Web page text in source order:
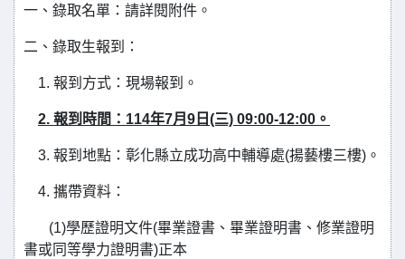
一、錄取名單：請詳閱附件。
二、錄取生報到：
1. 報到方式：現場報到。
2. 報到時間：114年7月9日(三) 09:00-12:00。
3. 報到地點：彰化縣立成功高中輔導處(揚藝樓三樓)。
4. 攜帶資料：
(1)學歷證明文件(畢業證書、畢業證明書、修業證明
書或同等學力證明書)正本